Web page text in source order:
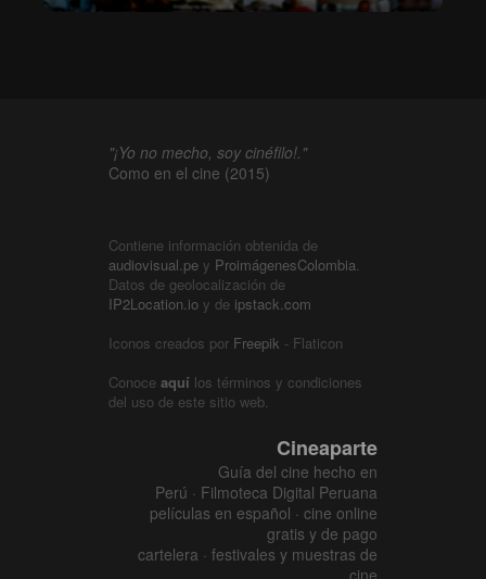
"¡Yo no mecho, soy cinéfilo!."
Como en el cine (2015)
Contiene información obtenida de
audiovisual.pe y ProimágenesColombia.
Datos de geolocalización de
IP2Location.io y de ipstack.com
Iconos creados por Freepik - Flaticon
Conoce aquí los términos y condiciones
del uso de este sitio web.
Cineaparte
Guía del cine hecho en
Perú · Filmoteca Digital Peruana
películas en español · cine online
gratis y de pago
cartelera · festivales y muestras de